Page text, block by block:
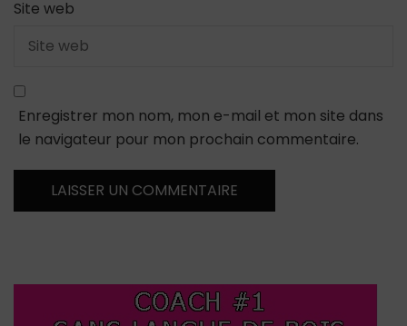
Site web
Enregistrer mon nom, mon e-mail et mon site dans
le navigateur pour mon prochain commentaire.